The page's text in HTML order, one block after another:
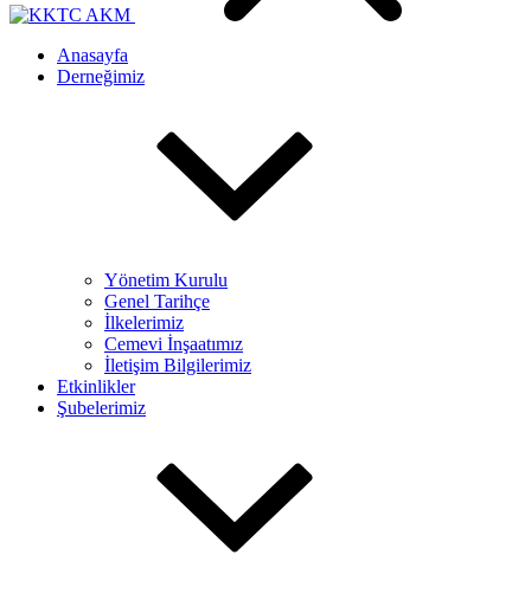
Anasayfa
Derneğimiz
Yönetim Kurulu
Genel Tarihçe
İlkelerimiz
Cemevi İnşaatımız
İletişim Bilgilerimiz
Etkinlikler
Şubelerimiz